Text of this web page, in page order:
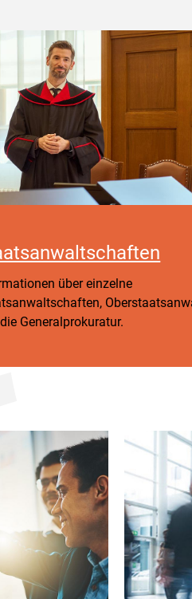
über einzelne
Generalprokuratur.